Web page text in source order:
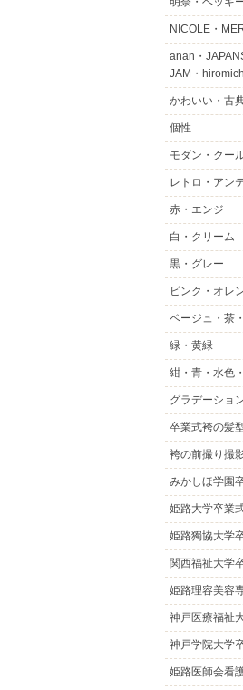
NICOLE・
anan・
JAM・
かわいい・古
個性
モダン・クー
レトロ・アン
赤・エンジ
白・クリーム
黒・グレー
ピンク・オレ
ベージュ・茶
緑・黄緑
紺・青・水色
グラデーショ
卒業式袴の髪
袴の前撮り撮
みかしほ学園
姫路大学卒業
姫路獨協大学
関西福祉大学
姫路理容美容
神戸医療福祉
神戸学院大学
姫路医師会看